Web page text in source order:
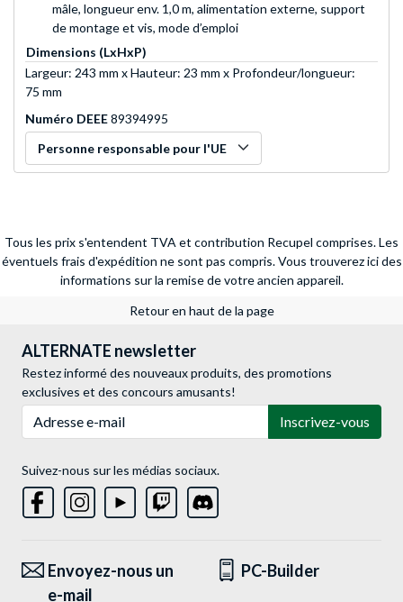
mâle, longueur env. 1,0 m, alimentation externe, support
de montage et vis, mode d’emploi
Dimensions (LxHxP)
Largeur: 243 mm x Hauteur: 23 mm x Profondeur/longueur:
75 mm
Numéro DEEE89394995
Personne responsable pour l'UE
Tous les prix s'entendent TVA et contribution Recupel comprises. Les
éventuels frais d'expédition ne sont pas compris. Vous trouverez ici des
informations sur la remise de votre ancien appareil.
Retour en haut de la page
ALTERNATE newsletter
Restez informé des nouveaux produits, des promotions
exclusives et des concours amusants!
Inscrivez-vous
Suivez-nous sur les médias sociaux.
Envoyez-nous un
e-mail
PC-Builder